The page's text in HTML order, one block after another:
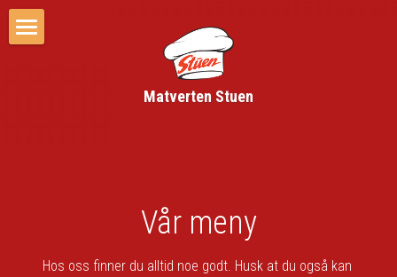
Matverten Stuen
Kontakt oss
Vår meny
Hos oss finner du alltid noe godt. Husk at du også kan